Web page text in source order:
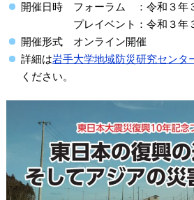
開催日時 フォーラム ：令和３年
プレイベント：令和３年３
開催形式 オンライン開催
詳細は岩手大学地域防災研究センタ
ください。